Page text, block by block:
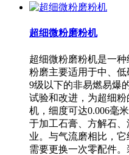
超细微粉磨粉机
超细微粉磨粉机是一
粉磨主要适用于中、
9级以下的非易燃易爆
试验和改进，为超细
机，细度可达0.006毫
于加工石膏、方解石
业。与气流磨相比，
需要更换一次零配件。